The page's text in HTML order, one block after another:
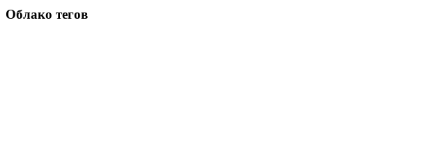
Облако тегов